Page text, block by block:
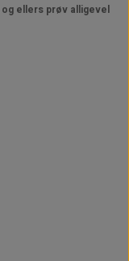
og ellers prøv alligevel